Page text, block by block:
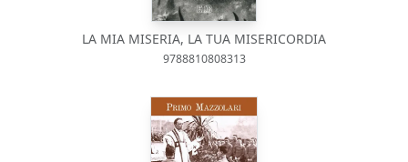
LA MIA MISERIA, LA TUA MISERICORDIA
9788810808313